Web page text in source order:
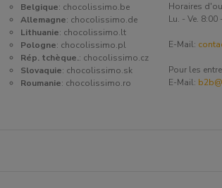
Belgique: chocolissimo.be
Allemagne: chocolissimo.de
Lithuanie: chocolissimo.lt
Pologne: chocolissimo.pl
Rép. tchèque.: chocolissimo.cz
Slovaquie: chocolissimo.sk
Roumanie: chocolissimo.ro
Horaires
Lu. - Ve. 8:00
E-Mail:
Pour les
E-Mail: